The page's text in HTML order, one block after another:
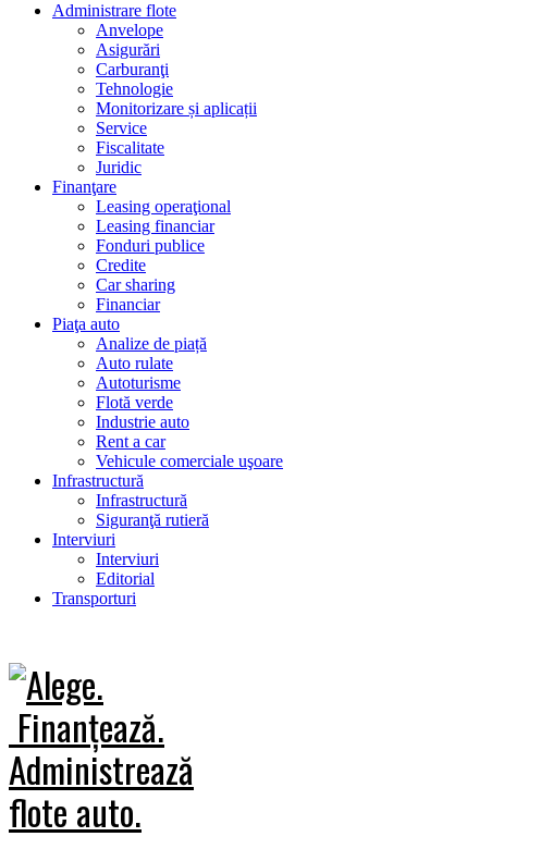
Administrare flote
Anvelope
Asigurări
Carburanţi
Tehnologie
Monitorizare și aplicații
Service
Fiscalitate
Juridic
Finanţare
Leasing operaţional
Leasing financiar
Fonduri publice
Credite
Car sharing
Financiar
Piaţa auto
Analize de piață
Auto rulate
Autoturisme
Flotă verde
Industrie auto
Rent a car
Vehicule comerciale uşoare
Infrastructură
Infrastructură
Siguranţă rutieră
Interviuri
Interviuri
Editorial
Transporturi